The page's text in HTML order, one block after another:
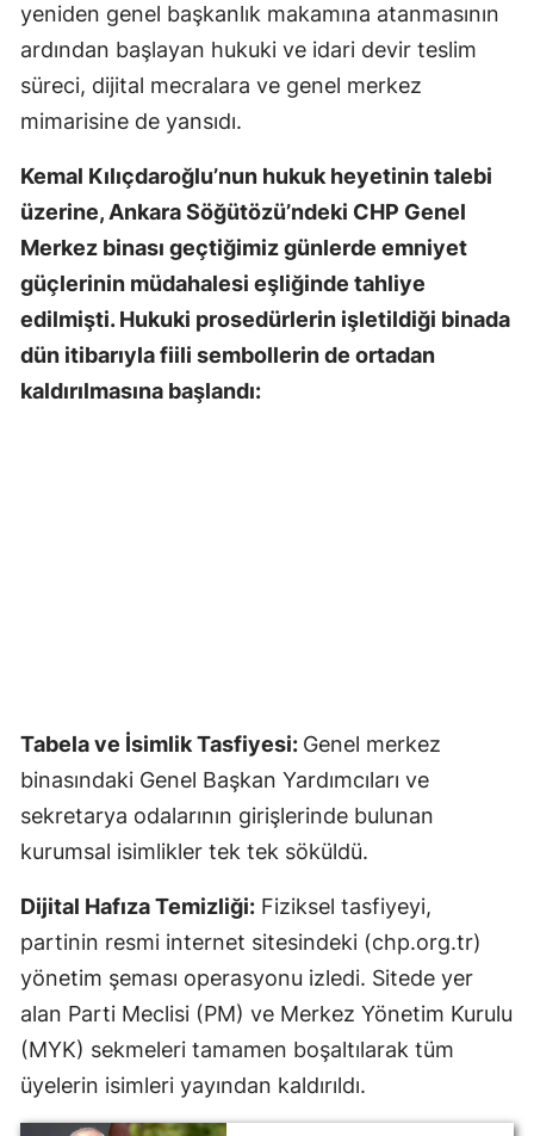
yeniden genel başkanlık makamına atanmasının
ardından başlayan hukuki ve idari devir teslim
süreci, dijital mecralara ve genel merkez
mimarisine de yansıdı.
Kemal Kılıçdaroğlu’nun hukuk heyetinin talebi
üzerine, Ankara Söğütözü’ndeki CHP Genel
Merkez binası geçtiğimiz günlerde emniyet
güçlerinin müdahalesi eşliğinde tahliye
edilmişti. Hukuki prosedürlerin işletildiği binada
dün itibarıyla fiili sembollerin de ortadan
kaldırılmasına başlandı:
Tabela ve İsimlik Tasfiyesi: Genel merkez
binasındaki Genel Başkan Yardımcıları ve
sekretarya odalarının girişlerinde bulunan
kurumsal isimlikler tek tek söküldü.
Dijital Hafıza Temizliği: Fiziksel tasfiyeyi,
partinin resmi internet sitesindeki (chp.org.tr)
yönetim şeması operasyonu izledi. Sitede yer
alan Parti Meclisi (PM) ve Merkez Yönetim Kurulu
(MYK) sekmeleri tamamen boşaltılarak tüm
üyelerin isimleri yayından kaldırıldı.